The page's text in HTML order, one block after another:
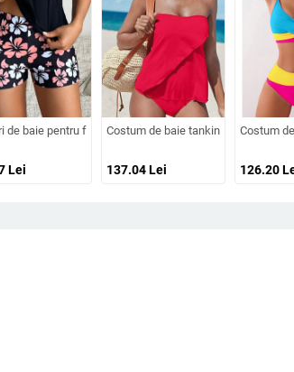
copiiprotecție UV, uscare rapidă, fără mâneci, cu burete
de baie pentru femei, cu căptușală, antiderapante,
Lei
Costum de baie tankini cu talie
137.04Lei
Costum
126.20